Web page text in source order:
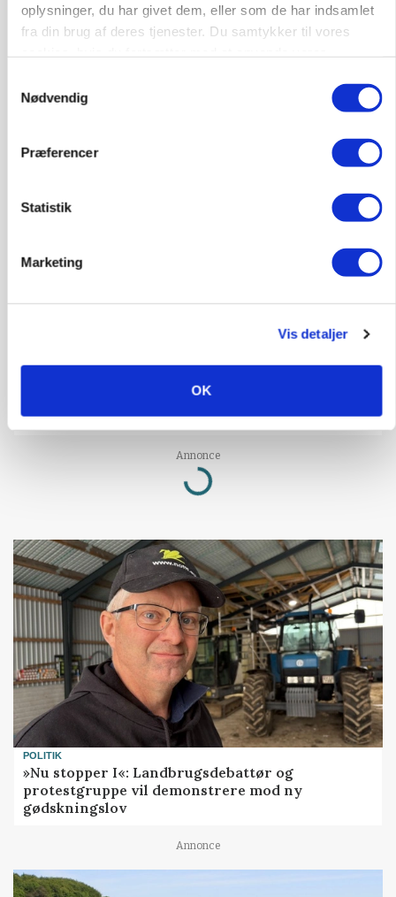
oplysninger, du har givet dem, eller som de har indsamlet
fra din brug af deres tjenester. Du samtykker til vores
Nødvendig
Præferencer
Statistik
Marketing
Vis detaljer
OK
MARKEDSFOKUS
Rådgiver om DB-Tjek: Små justeringer kan give
store besparelser
Annonce
Loading...
POLITIK
»Nu stopper I«: Landbrugsdebattør og
protestgruppe vil demonstrere mod ny
gødskningslov
Annonce